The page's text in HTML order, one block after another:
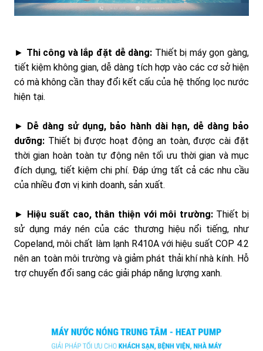
► Thi công và lắp đặt dễ dàng: Thiết bị máy gọn gàng,
tiết kiệm không gian, dễ dàng tích hợp vào các cơ sở hiện
có mà không cần thay đổi kết cấu của hệ thống lọc nước
hiện tại.
► Dễ dàng sử dụng, bảo hành dài hạn, dễ dàng bảo
dưỡng: Thiết bị được hoạt động an toàn, được cài đặt
thời gian hoàn toàn tự động nên tối ưu thời gian và mục
đích dụng, tiết kiệm chi phí. Đáp ứng tất cả các nhu cầu
của nhiều đơn vị kinh doanh, sản xuất.
► Hiệu suất cao, thân thiện với môi trường:Thiết bị
sử dụng máy nén của các thương hiệu nổi tiếng, như
Copeland, môi chất làm lạnh R410A với hiệu suất COP 4.2
nên an toàn môi trường và giảm phát thải khí nhà kính. Hỗ
trợ chuyển đổi sang các giải pháp năng lượng xanh.